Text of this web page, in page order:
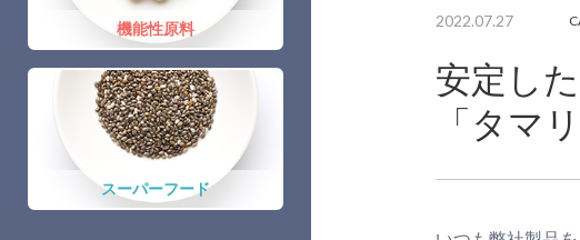
機能性原料
スーパーフード
2022.07.27
安定し
「タマ